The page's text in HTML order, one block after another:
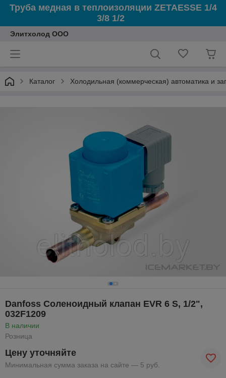
Труба медная в теплоизоляции ZETAESSE 1/4
3/8 1/2
Элитхолод ООО
Каталог Холодильная (коммерческая) автоматика и
Danfoss Соленоидный клапан EVR 6 S, 1/2",
032F1209
В наличии
Розница
Цену уточняйте
Минимальная сумма заказа на сайте — 5 руб.